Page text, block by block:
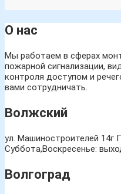
О нас
Мы работаем в сферах
пожарной сигнализации,
контроля доступом и
вами сотрудничать.
Волжский
ул. Машиностроителей 14г
Суббота,Воскресенье:
Волгоград